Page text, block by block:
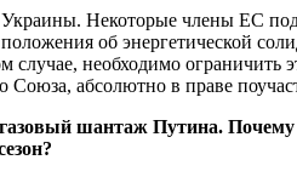
Некоторые члены ЕС
об энергетической
случае, необходимо
абсолютно в праве
шантаж Путина.